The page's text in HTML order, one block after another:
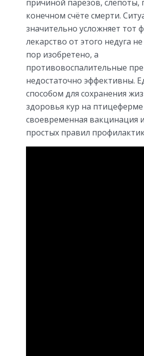
причиной парезов, слепоты,
конечном счёте смерти.
значительно усложняет тот
лекарство от этого недуга
пор изобретено, а
противовоспалительные
недостаточно эффективны.
способом для сохранения
здоровья кур на птицеферме
своевременная вакцинация
простых правил